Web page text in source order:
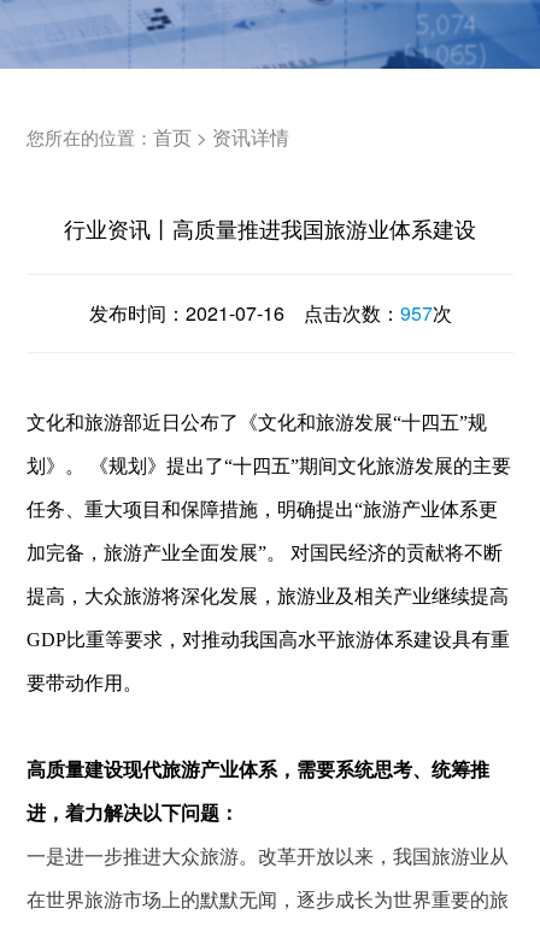
您所在的位置：首页 > 资讯详情
行业资讯丨高质量推进我国旅游业体系建设
发布时间： 2021-07-16点击次数： 957次
文化和旅游部近日公布了《文化和旅游发展“十四五”规
划》。 《规划》提出了“十四五”期间文化旅游发展的主要
任务、重大项目和保障措施，明确提出“旅游产业体系更
加完备，旅游产业全面发展”。 对国民经济的贡献将不断
提高，大众旅游将深化发展，旅游业及相关产业继续提高
GDP比重等要求，对推动我国高水平旅游体系建设具有重
要带动作用。
高质量建设现代旅游产业体系，需要系统思考、统筹推
进，着力解决以下问题：
一是进一步推进大众旅游。改革开放以来，我国旅游业从
在世界旅游市场上的默默无闻，逐步成长为世界重要的旅